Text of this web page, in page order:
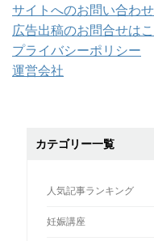
サイトへのお問い合わ
広告出稿のお問合せは
プライバシーポリシー
運営会社
カテゴリー一覧
人気記事ランキング
妊娠講座